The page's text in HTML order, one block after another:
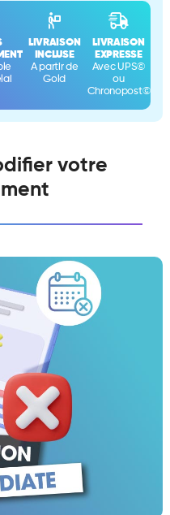
LIVRAISON
INCLUSE
A partir de
Gold
LIVRAISON
EXPRESSE
Avec UPS©
ou
Chronopost©
votre